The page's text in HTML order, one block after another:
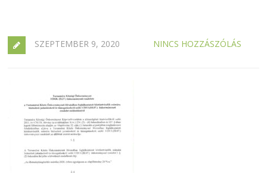
SZEPTEMBER 9, 2020 NINCS HOZZÁSZÓLÁS